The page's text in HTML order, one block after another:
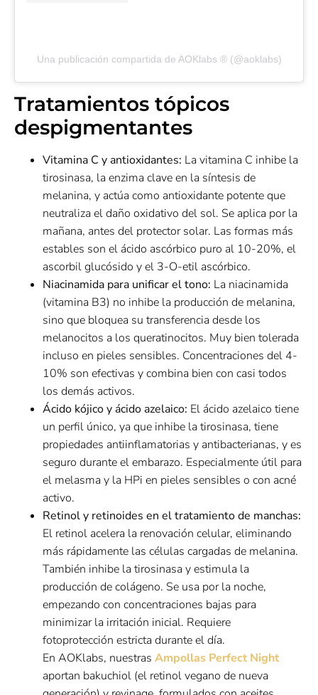
Una publicación compartida de AOKlabs ® (@aoklabs)
Tratamientos tópicos
despigmentantes
Vitamina C y antioxidantes: La vitamina C inhibe la
tirosinasa, la enzima clave en la síntesis de
melanina, y actúa como antioxidante potente que
neutraliza el daño oxidativo del sol. Se aplica por la
mañana, antes del protector solar. Las formas más
estables son el ácido ascórbico puro al 10-20%, el
ascorbil glucósido y el 3-O-etil ascórbico.
Niacinamida para unificar el tono: La niacinamida
(vitamina B3) no inhibe la producción de melanina,
sino que bloquea su transferencia desde los
melanocitos a los queratinocitos. Muy bien tolerada
incluso en pieles sensibles. Concentraciones del 4-
10% son efectivas y combina bien con casi todos
los demás activos.
Ácido kójico y ácido azelaico: El ácido azelaico tiene
un perfil único, ya que inhibe la tirosinasa, tiene
propiedades antiinflamatorias y antibacterianas, y es
seguro durante el embarazo. Especialmente útil para
el melasma y la HPi en pieles sensibles o con acné
activo.
Retinol y retinoides en el tratamiento de manchas:
El retinol acelera la renovación celular, eliminando
más rápidamente las células cargadas de melanina.
También inhibe la tirosinasa y estimula la
producción de colágeno. Se usa por la noche,
empezando con concentraciones bajas para
minimizar la irritación inicial. Requiere
fotoprotección estricta durante el día.
En AOKlabs, nuestras Ampollas Perfect Night
aportan bakuchiol (el retinol vegano de nueva